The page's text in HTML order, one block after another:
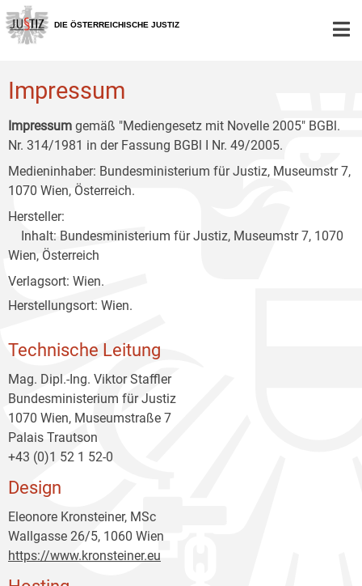
Zur
Hauptnavigation
[1]
Zum
Inhalt
[2]
Zum
Untermenü
[3]
DIE ÖSTERREICHISCHE JUSTIZ
Impressum
Impressum gemäß "Mediengesetz mit Novelle 2005" BGBl.
Nr. 314/1981 in der Fassung BGBl I Nr. 49/2005.
Medieninhaber: Bundesministerium für Justiz, Museumstr 7,
1070 Wien, Österreich.
Hersteller:
Inhalt: Bundesministerium für Justiz, Museumstr 7, 1070
Wien, Österreich
Verlagsort: Wien.
Herstellungsort: Wien.
Technische Leitung
Mag. Dipl.-Ing. Viktor Staffler
Bundesministerium für Justiz
1070 Wien, Museumstraße 7
Palais Trautson
+43 (0)1 52 1 52-0
Design
Eleonore Kronsteiner, MSc
Wallgasse 26/5, 1060 Wien
https://www.kronsteiner.eu